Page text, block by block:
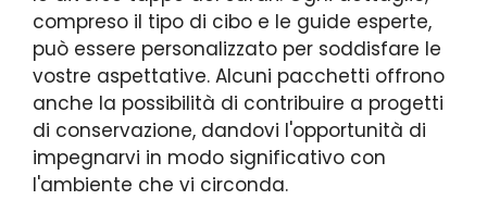
compreso il tipo di cibo e le guide esperte,
può essere personalizzato per soddisfare le
vostre aspettative. Alcuni pacchetti offrono
anche la possibilità di contribuire a progetti
di conservazione, dandovi l'opportunità di
impegnarvi in modo significativo con
l'ambiente che vi circonda.